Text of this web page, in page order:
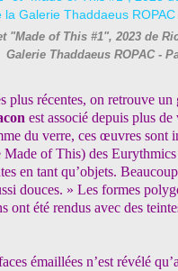
"Made of This #1", 2023 de
Galerie Thaddaeus ROPAC -
plus récentes, on retrouve
est associé depuis plus
du verre, ces œuvres sont
of This) des
en tant qu’objets.
douces. » Les formes
ont été rendus avec des
émaillées n’est révélé